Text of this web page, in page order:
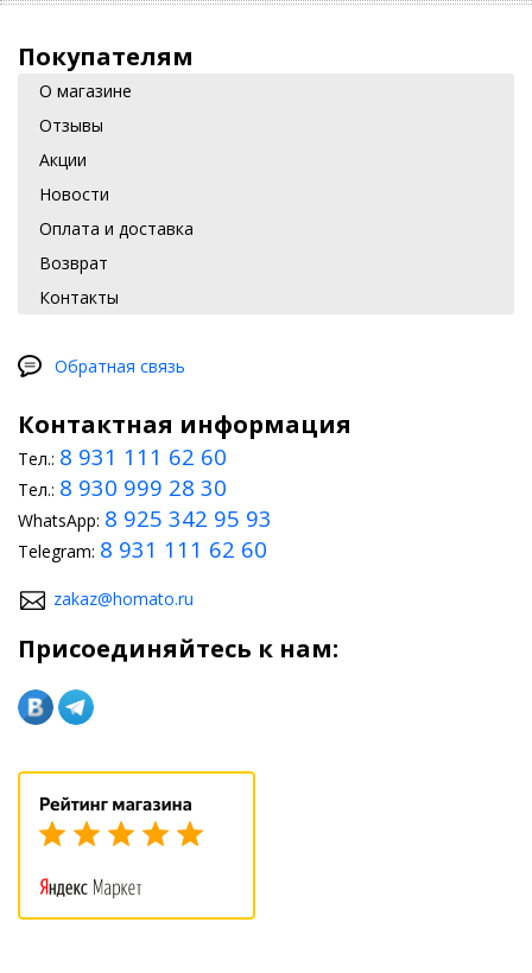
Покупателям
О магазине
Отзывы
Акции
Новости
Оплата и доставка
Возврат
Контакты
Обратная связь
Контактная информация
Тел.: 8 931 111 62 60
Тел.: 8 930 999 28 30
WhatsApp: 8 925 342 95 93
Telegram: 8 931 111 62 60
zakaz@homato.ru
Присоединяйтесь к нам: